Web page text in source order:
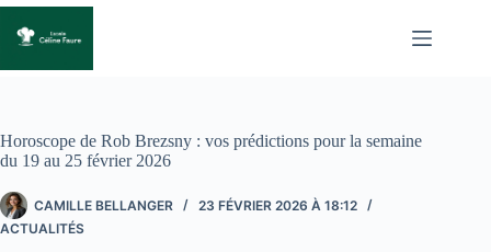
Passer
contenu
Horoscope de Rob Brezsny : vos prédictions pour la semaine
du 19 au 25 février 2026
CAMILLE BELLANGER
23 FÉVRIER 2026 À 18:12
ACTUALITÉS